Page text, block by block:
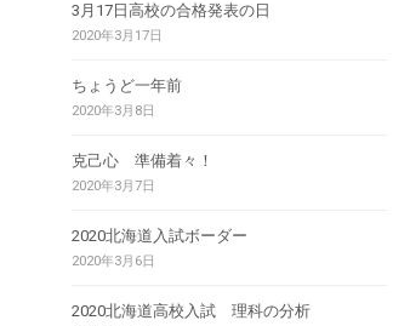
3月17日高校の合格発表の日
2020年3月17日
ちょうど一年前
2020年3月8日
克己心 準備着々！
2020年3月7日
2020北海道入試ボーダー
2020年3月6日
2020北海道高校入試 理科の分析